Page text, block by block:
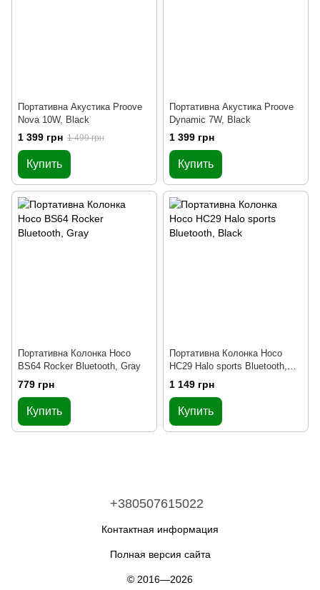
Портативна Акустика Proove
Nova 10W, Black
1 399 грн 1 499 грн
Купить
Портативна Акустика Proove
Dynamic 7W, Black
1 399 грн
Купить
Портативна Колонка Hoco
BS64 Rocker Bluetooth, Gray
779 грн
Купить
Портативна Колонка Hoco
HC29 Halo sports Bluetooth,
Black
1 149 грн
Купить
+380507615022
Контактная информация
Полная версия сайта
© 2016—2026